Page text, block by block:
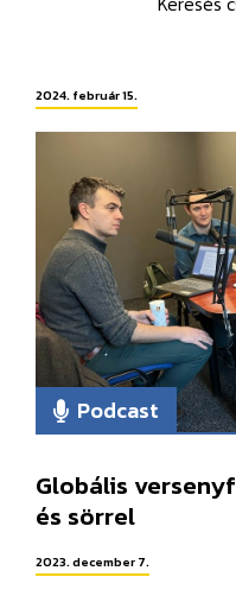
2024. február 15.
Podcast
Globális
és sörrel
2023. december 7.